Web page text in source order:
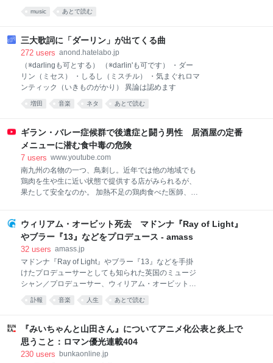
った ぼくらの最新テクノロジーに注がれる ああ もう
何も聴こえない みんなで地底に住んでるから ―――
SONIC 2026 にジャミロクワイが登場！9 年ぶりとな
る日本公演を記念して、「ヴ ァーチャル・インサニテ
ィ」「コズミック・ガール」「キャンド・ヒート」の
日本語字幕付き MV が公開。 ジャミロクワイ日本公式
サイト：
公演情報】 『SUMMER SONIC 2026』 ジャミロクワ
（日） 東京会場：ZOZO マリンスタジア
music あとで読む
三大歌詞に「ダーリン」が出てくる曲
272 users anond.hatelabo.jp
（※darlingも可とする） （※darlin'も可です） ・ダー
リン（ミセス） ・しるし（ミスチル） ・気まぐれロマ
ンティック（いきものがかり） 異論は認めます
増田 音楽 ネタ あとで読む
ギラン・バレー症候群で後遺症と闘う男性 居酒屋の定番
メニューに潜む食中毒の危険
7 users www.youtube.com
南九州の名物の一つ、鳥刺し。近年では他の地域でも
鶏肉を生や生に近い状態で提供する店がみられるが、
果たして安全なのか。 加熱不足の鶏肉食べた医師、車
17M.html?ref=youtube #鳥刺し #ギランバレー症候群
#カンピロバクター #九州 #居酒屋
ウィリアム・オービット死去 マドンナ『Ray of Light』
やブラー『13』などをプロデュース - amass
32 users amass.jp
マドンナ『Ray of Light』やブラー『13』などを手掛
けたプロデューサーとしても知られた英国のミュージ
シャン／プロデューサー、ウィリアム・オービット
（William Orbit）が死去。家族らがSNSで発表。69歳
でした。 以下、声明より 「ウィリアム・オービット
ビットの家族および友人一同は、深い悲しみととも
に、ウィリアムが2026年7月23日に自宅で亡くなった
ことをお知らせいたします。 彼の訃報に、私たちは深
訃報 音楽 人生 あとで読む
『みいちゃんと山田さん』についてアニメ化公表と炎上で
思うこと：ロマン優光連載404
230 users bunkaonline.jp